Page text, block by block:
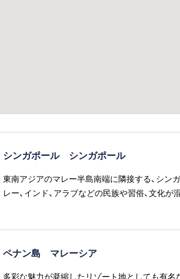
シンガポール シンガポール
東南アジアのマレー半島南端に隣接する、シン
レー、インド、アラブなどの民族や習俗、文化
ペナン島 マレーシア
多彩な魅力が凝縮したリゾート地としても有名